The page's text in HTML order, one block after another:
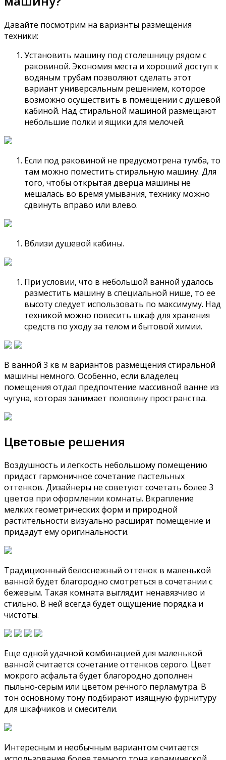
Давайте посмотрим на варианты размещения
техники:
Установить машину под столешницу рядом с
раковиной. Экономия места и хороший доступ к
водяным трубам позволяют сделать этот
вариант универсальным решением, которое
возможно осуществить в помещении с душевой
кабиной. Над стиральной машиной размещают
небольшие полки и ящики для мелочей.
Если под раковиной не предусмотрена тумба, то
там можно поместить стиральную машину. Для
того, чтобы открытая дверца машины не
мешалась во время умывания, технику можно
сдвинуть вправо или влево.
Вблизи душевой кабины.
При условии, что в небольшой ванной удалось
разместить машину в специальной нише, то ее
высоту следует использовать по максимуму. Над
техникой можно повесить шкаф для хранения
средств по уходу за телом и бытовой химии.
В ванной 3 кв м вариантов размещения стиральной
машины немного. Особенно, если владелец
помещения отдал предпочтение массивной ванне из
чугуна, которая занимает половину пространства.
Цветовые решения
Воздушность и легкость небольшому помещению
придаст гармоничное сочетание пастельных
оттенков. Дизайнеры не советуют сочетать более 3
цветов при оформлении комнаты. Вкрапление
мелких геометрических форм и природной
растительности визуально расширят помещение и
придадут ему оригинальности.
Традиционный белоснежный оттенок в маленькой
ванной будет благородно смотреться в сочетании с
бежевым. Такая комната выглядит ненавязчиво и
стильно. В ней всегда будет ощущение порядка и
чистоты.
Еще одной удачной комбинацией для маленькой
ванной считается сочетание оттенков серого. Цвет
мокрого асфальта будет благородно дополнен
пыльно-серым или цветом речного перламутра. В
тон основному тону подбирают изящную фурнитуру
для шкафчиков и смесители.
Интересным и необычным вариантом считается